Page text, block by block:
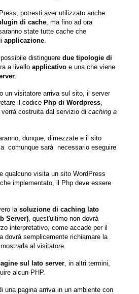
potresti aver utilizzato anche
di cache, ma fino ad ora
state tutte cache che
applicazione.
distinguere due tipologie di
a livello applicativo e una che viene
.
un visitatore arriva sul sito, il server
il codice Php di Wordpress,
costruita dal servizio di caching a
dunque, dimezzate e il sito
comunque sarà necessario eseguire
qualcuno visita un sito WordPress
implementato, il Php deve essere
la soluzione di caching lato
Server), quest'ultimo non dovrà
interpretativo, come accade per il
dovrà semplicemente richiamare la
al visitatore.
sul lato server, in altri termini,
alcun PHP.
una pagina arriva in un ambiente con